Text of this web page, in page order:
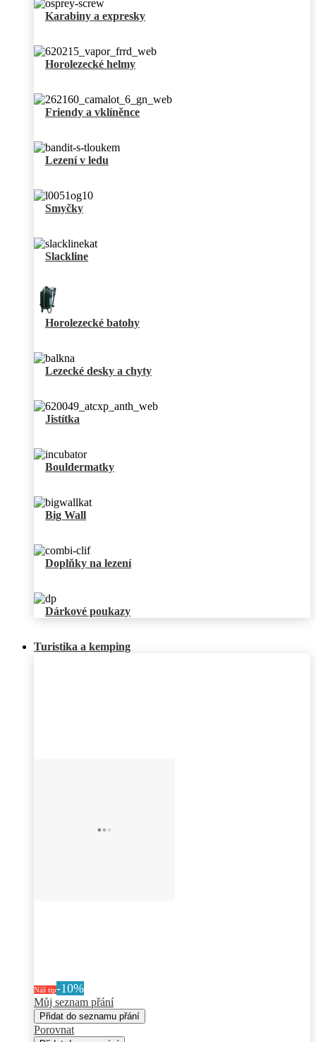
Karabiny a expresky
Horolezecké helmy
Friendy a vklíněnce
Lezení v ledu
Smyčky
Slackline
Horolezecké batohy
Lezecké desky a chyty
Jistítka
Bouldermatky
Big Wall
Doplňky na lezení
Dárkové poukazy
Turistika a kemping
Náš tip-10%
Můj seznam přání
Přidat do seznamu přání
Porovnat